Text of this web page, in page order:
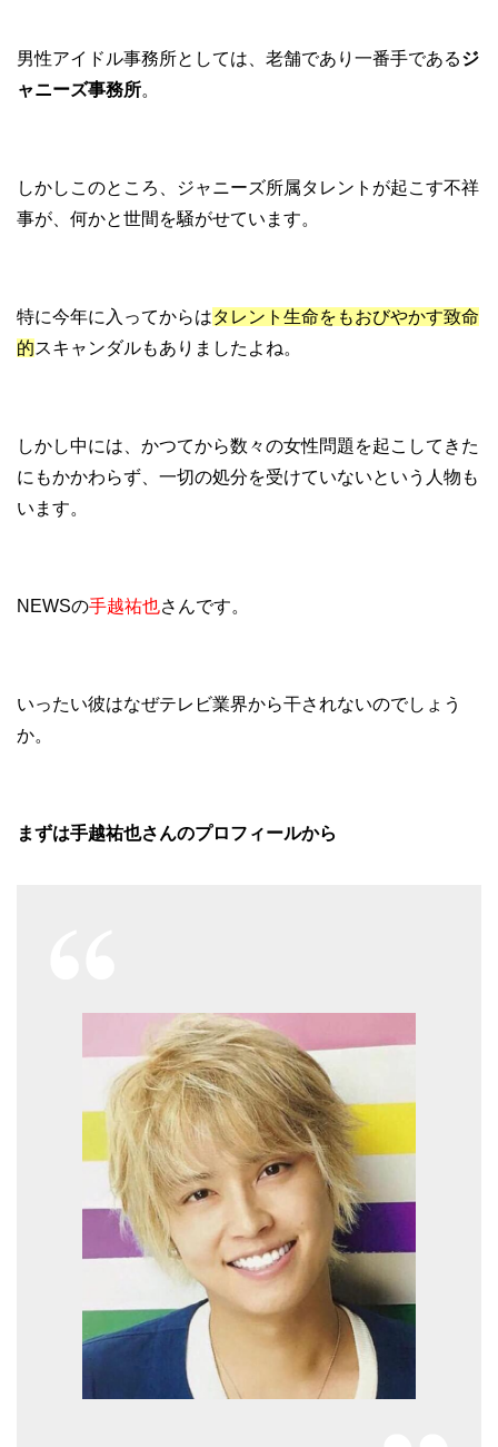
男性アイドル事務所としては、老舗であり一番手であるジ
ャニーズ事務所。
しかしこのところ、ジャニーズ所属タレントが起こす不祥
事が、何かと世間を騒がせています。
特に今年に入ってからはタレント生命をもおびやかす致命
的スキャンダルもありましたよね。
しかし中には、かつてから数々の女性問題を起こしてきた
にもかかわらず、一切の処分を受けていないという人物も
います。
NEWSの手越祐也さんです。
いったい彼はなぜテレビ業界から干されないのでしょう
か。
まずは手越祐也さんのプロフィールから